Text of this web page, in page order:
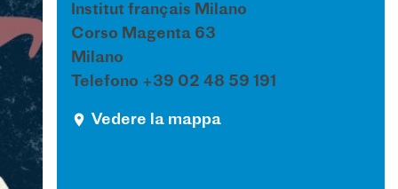
Institut français Milano
Corso Magenta 63
Milano
Telefono +39 02 48 59 191
Vedere la mappa